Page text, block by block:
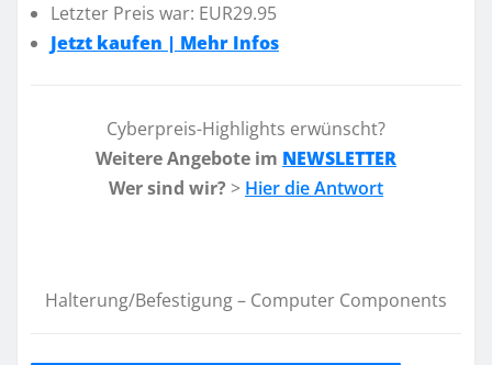
Letzter Preis war: EUR29.95
Jetzt kaufen | Mehr Infos
Cyberpreis-Highlights erwünscht?
Weitere Angebote im NEWSLETTER
Wer sind wir? > Hier die Antwort
Halterung/Befestigung – Computer Components